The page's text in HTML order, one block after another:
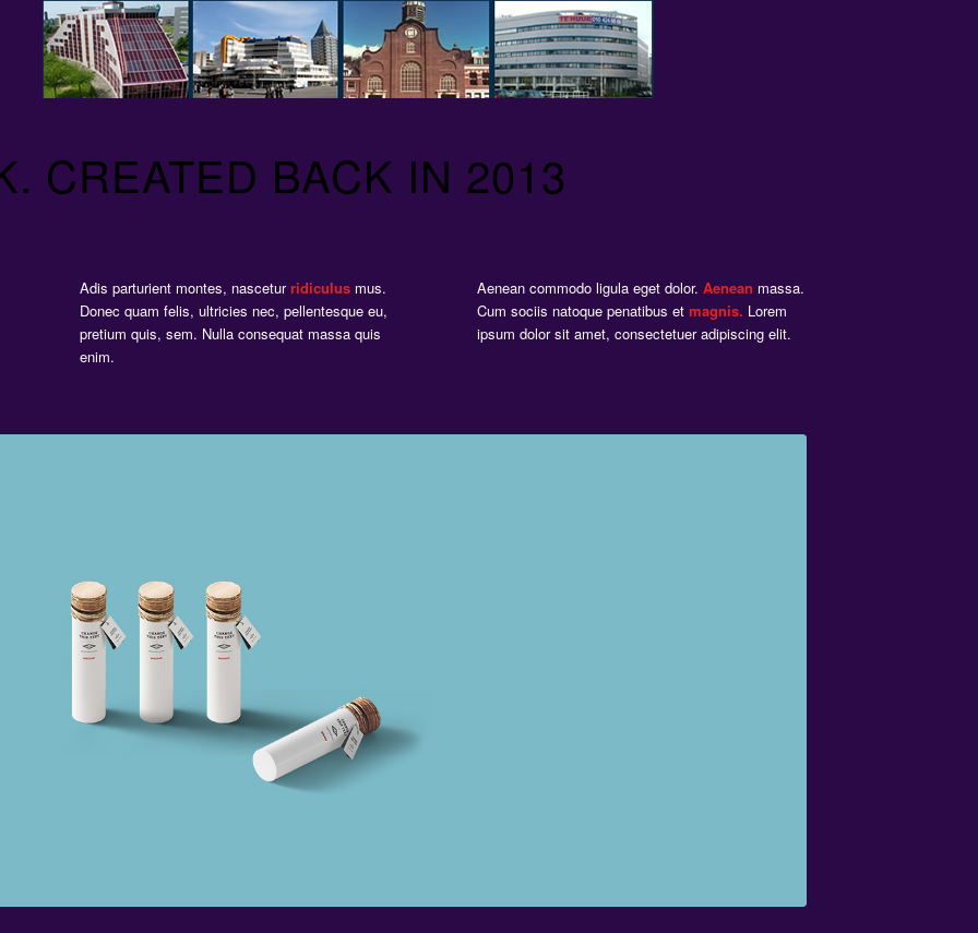
CREATED BACK IN 2013
Adis parturient montes, nasceturridiculusmus.
Donec quam felis, ultricies nec, pellentesque eu,
pretium quis, sem. Nulla consequat massa quis
enim.
Aenean commodo ligula eget dolor. Aenean massa.
Cum sociis natoque penatibus et magnis. Lorem
ipsum dolor sit amet, consectetuer adipiscing elit.